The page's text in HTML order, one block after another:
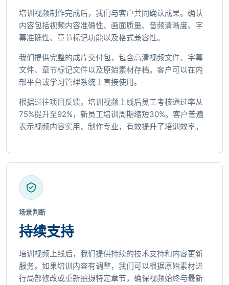
培训视频制作完成后，我们与客户共同确认成果。确认
内容包括视频内容准确性、画面质量、音频清晰度、字
幕准确性、章节标记功能以及格式兼容性。
我们提供完整的成片交付包，包含高清视频文件、字幕
文件、章节标记文件以及原始素材存档。客户可以在内
部平台或学习管理系统上直接使用。
根据过往项目反馈，培训视频上线后员工考核通过率从
75%提升至92%，新员工培训周期缩短30%。客户普遍
表示视频内容实用、制作专业，有效提升了培训效率。
场景判断
持续支持
培训视频上线后，我们提供持续的技术支持和内容更新
服务。如果培训内容有调整，我们可以根据原始素材进
行局部修改或重新拍摄特定章节，确保视频始终与最新